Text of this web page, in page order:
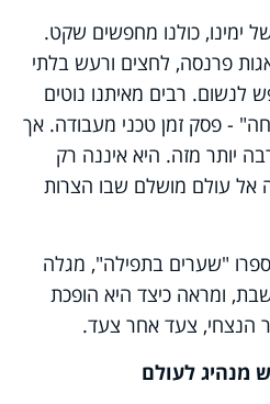
ימינו, כולנו מחפשים שקט.
פרנסה, לחצים ורעש בלתי
לנשום. רבים מאיתנו נוטים
- פסק זמן טכני מעבודה. אך
יותר מזה. היא איננה רק
אל עולם מושלם שבו הצרות
"שערים בתפילה", מגלה
ומראה כיצד היא הופכת
הנצחי, צעד אחר צעד.
מנהיג לעולם